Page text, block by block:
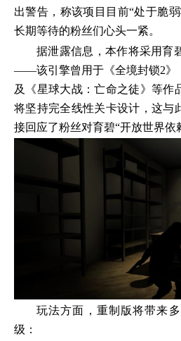
出警告，称该项目目前“处于脆
长期等待的粉丝们心头一紧。
据泄露信息，本作将采用育
——该引擎曾用于《全境封锁2》
及《星球大战：亡命之徒》等作
将坚持完全线性关卡设计，这与
接回应了粉丝对育碧“开放世界依
玩法方面，重制版将带来
级：